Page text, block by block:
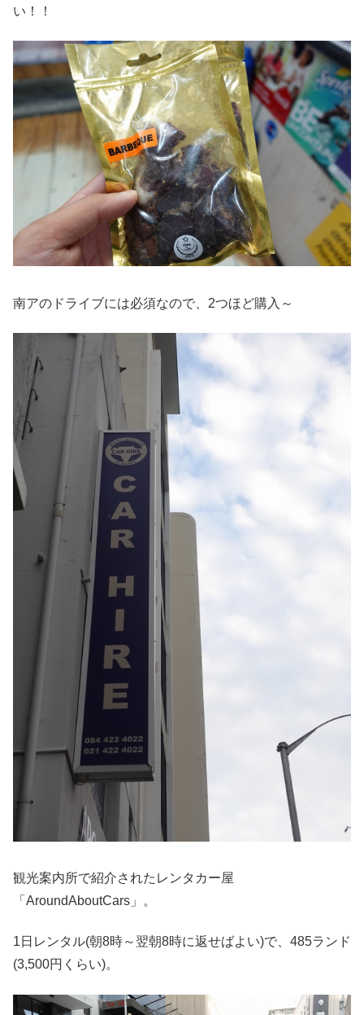
い！！
南アのドライブには必須なので、2つほど購入～
観光案内所で紹介されたレンタカー屋
「AroundAboutCars」。
1日レンタル(朝8時～翌朝8時に返せばよい)で、485ランド
(3,500円くらい)。